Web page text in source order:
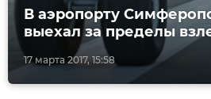
17 марта 2017, 15:58
В аэропорту
выехал за пределы